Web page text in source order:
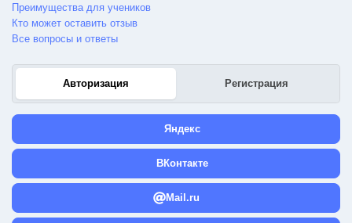
Преимущества для учеников
Кто может оставить отзыв
Все вопросы и ответы
Авторизация Регистрация
Яндекс
ВКонтакте
Mail.ru